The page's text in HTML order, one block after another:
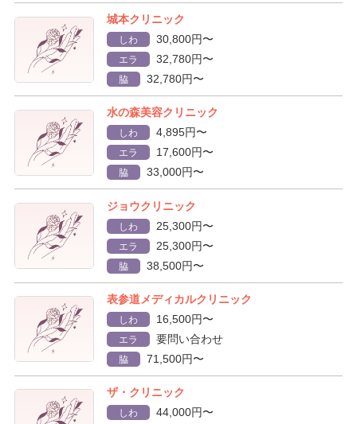
城本クリニック
しわ 30,800円〜
エラ 32,780円〜
脇 32,780円〜
水の森美容クリニック
しわ 4,895円〜
エラ 17,600円〜
脇 33,000円〜
ジョウクリニック
しわ 25,300円〜
エラ 25,300円〜
脇 38,500円〜
表参道メディカルクリニック
しわ 16,500円〜
エラ 要問い合わせ
脇 71,500円〜
ザ・クリニック
しわ 44,000円〜